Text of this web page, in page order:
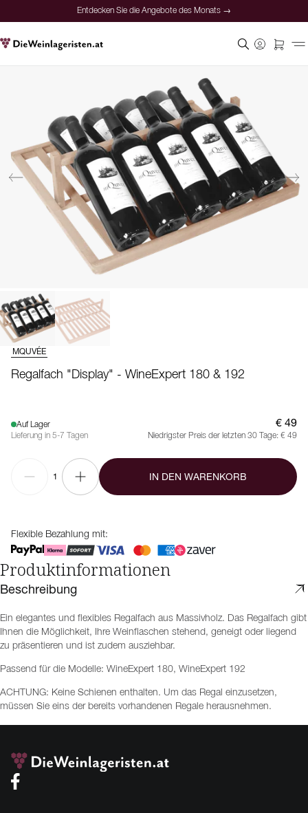
Entdecken Sie die Angebote des Monats →
MQUVÉE
Regalfach "Display" - WineExpert 180 & 192
Auf Lager
Lieferung in 5-7 Tagen
€ 49
Niedrigster Preis der letzten 30 Tage: € 49
1 IN DEN WARENKORB
Flexible Bezahlung mit:
Produktinformationen
Beschreibung
Ein elegantes und flexibles Regalfach aus Massivholz. Das Regalfach gibt
Ihnen die Möglichkeit, Ihre Weinflaschen stehend, geneigt oder liegend
zu präsentieren und ist zudem ausziehbar.
Passend für die Modelle: WineExpert 180, WineExpert 192
ACHTUNG: Keine Schienen enthalten. Um das Regal einzusetzen,
müssen Sie eins der bereits vorhandenen Regale herausnehmen.